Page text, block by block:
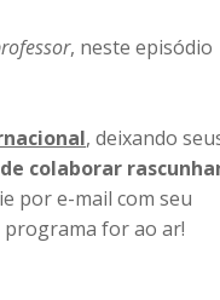
, neste episódio
, deixando
colaborar
por e-mail com seu
programa for ao ar!